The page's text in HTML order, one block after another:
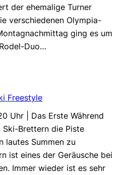
der ehemalige Turner
verschiedenen Olympia-
ging es um
Duo…
Freestyle
Uhr | Das Erste Während
Brettern die Piste
lautes Summen zu
ist eines der Geräusche bei
Immer wieder ist es sehr